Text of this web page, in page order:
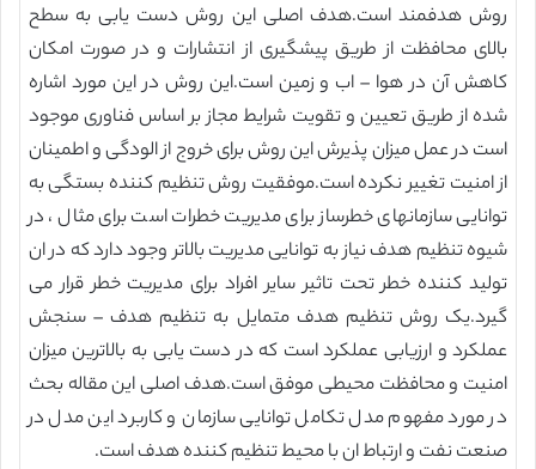
روش هدفمند است.هدف اصلی این روش دست یابی به سطح
بالای محافظت از طریق پیشگیری از انتشارات و در صورت امکان
کاهش آن در هوا – اب و زمین است.این روش در این مورد اشاره
شده از طریق تعیین و تقویت شرایط مجاز بر اساس فناوری موجود
است در عمل میزان پذیرش این روش برای خروج از الودگی و اطمینان
از امنیت تغییر نکرده است.موفقیت روش تنظیم کننده بستگی به
توانایی سازمانهای خطرساز برای مدیریت خطرات است برای مثال ، در
شیوه تنظیم هدف نیاز به توانایی مدیریت بالاتر وجود دارد که در ان
تولید کننده خطر تحت تاثیر سایر افراد برای مدیریت خطر قرار می
گیرد.یک روش تنظیم هدف متمایل به تنظیم هدف – سنجش
عملکرد و ارزیابی عملکرد است که در دست یابی به بالاترین میزان
امنیت و محافظت محیطی موفق است.هدف اصلی این مقاله بحث
در مورد مفهوم مدل تکامل توانایی سازمان و کاربرد این مدل در
صنعت نفت و ارتباط ان با محیط تنظیم کننده هدف است.